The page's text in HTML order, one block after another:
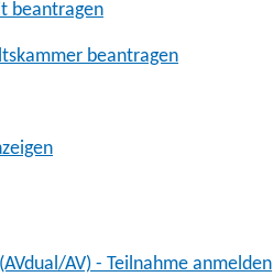
beantragen
beantragen
AV) - Teilnahme anmelden